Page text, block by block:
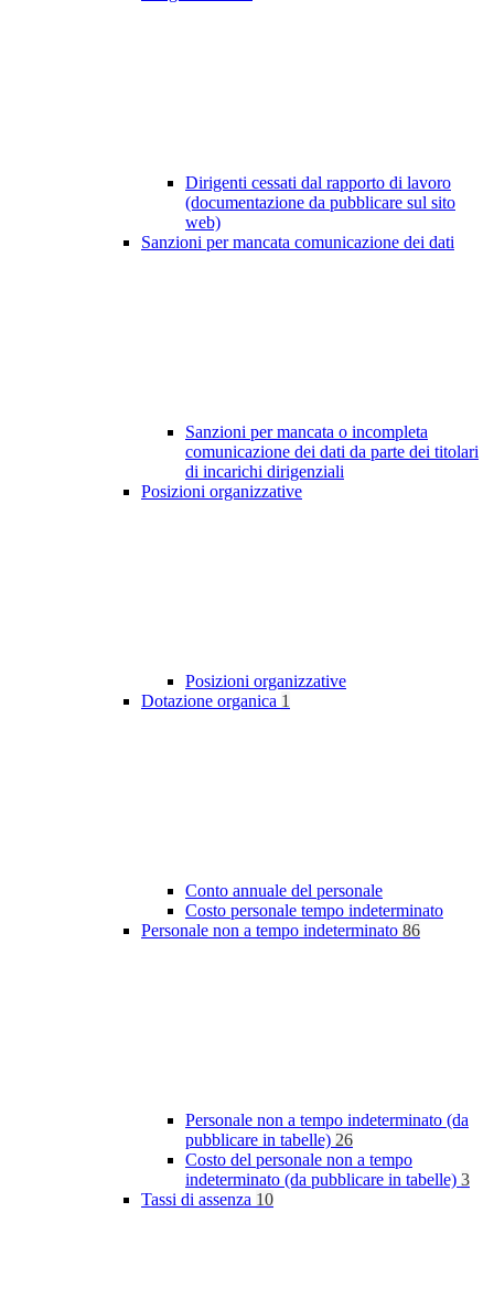
Dirigenti cessati dal rapporto di lavoro
(documentazione da pubblicare sul sito
web)
Sanzioni per mancata comunicazione dei dati
Sanzioni per mancata o incompleta
comunicazione dei dati da parte dei titolari
di incarichi dirigenziali
Posizioni organizzative
Posizioni organizzative
Dotazione organica 1
Conto annuale del personale
Costo personale tempo indeterminato
Personale non a tempo indeterminato 86
Personale non a tempo indeterminato (da
pubblicare in tabelle) 26
Costo del personale non a tempo
indeterminato (da pubblicare in tabelle) 3
Tassi di assenza 10